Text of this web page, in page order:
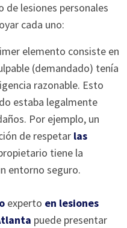
de lesiones personales
cada uno:
elemento consiste en
(demandado) tenía
razonable. Esto
estaba legalmente
Por ejemplo, un
de respetar las
tiene la
entorno seguro.
experto en lesiones
puede presentar